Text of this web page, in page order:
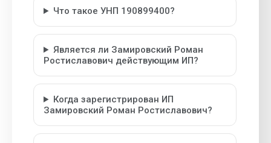
Что такое УНП 190899400?
Является ли Замировский Роман
Ростиславович действующим ИП?
Когда зарегистрирован ИП
Замировский Роман Ростиславович?